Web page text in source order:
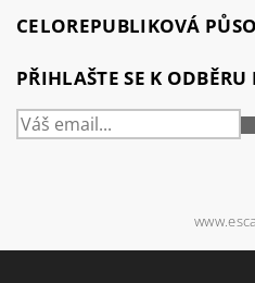
CELOREPUBLIKOVÁ
PŘIHLAŠTE SE K